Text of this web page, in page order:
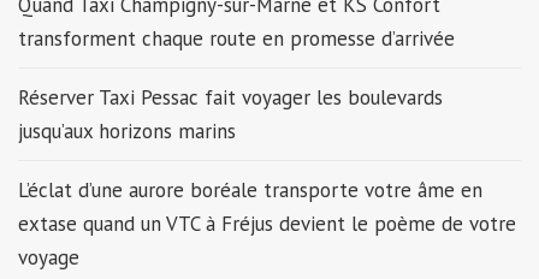
transforment chaque route en promesse d’arrivée
Réserver Taxi Pessac fait voyager les boulevards
jusqu’aux horizons marins
L’éclat d’une aurore boréale transporte votre âme en
extase quand un VTC à Fréjus devient le poème de votre
voyage